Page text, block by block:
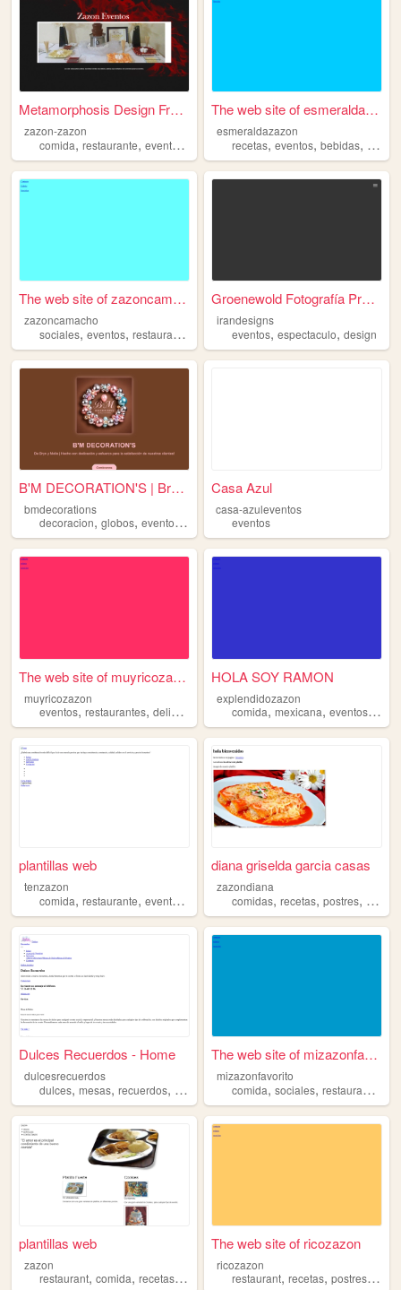
Metamorphosis Design Free Cs...
zazon-zazon
comida, restaurante, eventos ,recetas
The web site of esmeraldazaz...
esmeraldazazon
recetas,eventos,bebidas,
The web site of zazoncamacho
zazoncamacho
sociales, eventos, restaurantes bebidas,comidas
Groenewold Fotografía Profes...
irandesigns
eventos,espectaculo,design
B'M DECORATION'S | Bryn & Mo...
bmdecorations
decoracion, globos, eventos , arreglos
Casa Azul
casa-azuleventos
eventos
The web site of muyricozazon
muyricozazon
eventos, restaurantes, delicioso comida,sociales
HOLA SOY RAMON
explendidozazon
comida,mexicana,eventos,
plantillas web
tenzazon
comida, restaurante, eventos ,recetas
diana griselda garcia casas
zazondiana
comidas,recetas,postres,
Dulces Recuerdos - Home
dulcesrecuerdos
dulces, mesas, recuerdos, eventos fiestas
The web site of mizazonfavor...
mizazonfavorito
comida,sociales,restaurante
plantillas web
zazon
restaurant, comida, recetas,eventos postres
The web site of ricozazon
ricozazon
restaurant,recetas,postres,